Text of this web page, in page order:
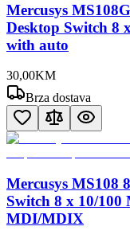
Mercusys
Desktop Switch 8
with auto
30,00KM
Brza dostava
Mercusys MS108
Switch 8 x 10/
MDI/MDIX